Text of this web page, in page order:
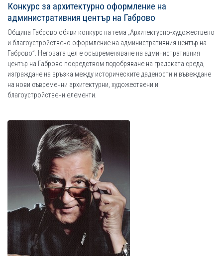
Конкурс за архитектурно оформление на
административния център на Габрово
Община Габрово обяви конкурс на тема „Архитектурно-художествено
и благоустройствено оформление на административния център на
Габрово”. Неговата цел е осъвременяване на административния
център на Габрово посредством подобряване на градската среда,
изграждане на връзка между историческите дадености и въвеждане
на нови съвременни архитектурни, художествени и
благоустройствени елементи.